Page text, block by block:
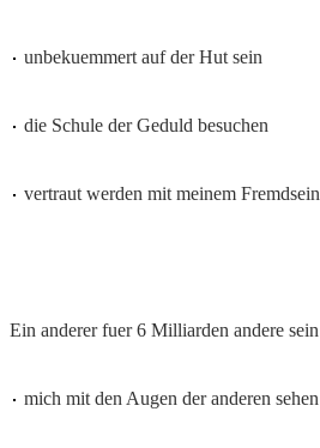
unbekuemmert auf der Hut sein
die Schule der Geduld besuchen
vertraut werden mit meinem Fremdsein
Ein anderer fuer 6 Milliarden andere sein
mich mit den Augen der anderen sehen